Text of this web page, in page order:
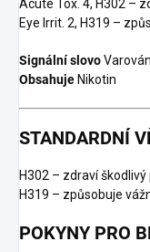
Acute Tox. 4, H302 –
Eye Irrit. 2, H319 –
Signální slovo
Obsahuje Nikotin
STANDARDNÍ
H302 – zdraví
H319 – způsobuje
POKYNY PRO